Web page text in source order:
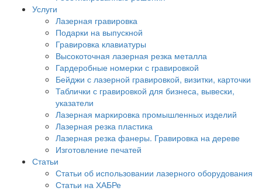
Услуги
Лазерная гравировка
Подарки на выпускной
Гравировка клавиатуры
Высокоточная лазерная резка металла
Гардеробные номерки с гравировкой
Бейджи с лазерной гравировкой, визитки, карточки
Таблички с гравировкой для бизнеса, вывески,
указатели
Лазерная маркировка промышленных изделий
Лазерная резка пластика
Лазерная резка фанеры. Гравировка на дереве
Изготовление печатей
Статьи
Статьи об использовании лазерного оборудования
Статьи на ХАБРе